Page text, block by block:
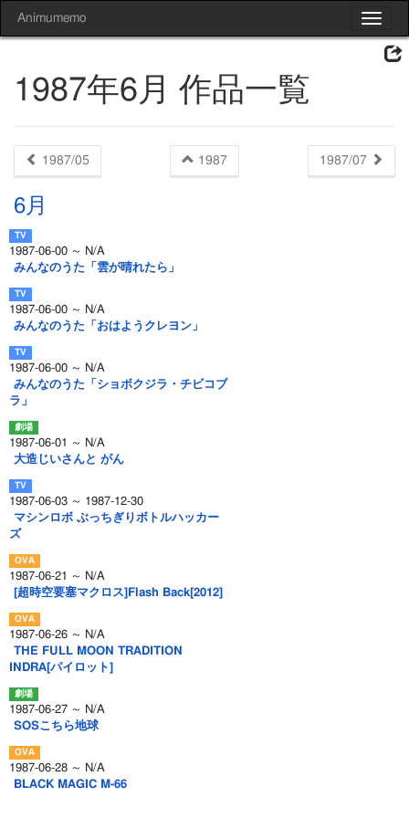
Toggle
Animumemo
1987年6月 作品一覧
1987/05 1987 1987/07
6月
1987-06-00 ～ N/A
みんなのうた「雲が晴れたら」
1987-06-00 ～ N/A
みんなのうた「おはようクレヨン」
1987-06-00 ～ N/A
みんなのうた「ショボクジラ・チビコブ
ラ」
1987-06-01 ～ N/A
大造じいさんと がん
1987-06-03 ～ 1987-12-30
マシンロボ ぶっちぎりボトルハッカー
ズ
1987-06-21 ～ N/A
[超時空要塞マクロス]Flash Back[2012]
1987-06-26 ～ N/A
THE FULL MOON TRADITION
INDRA[パイロット]
1987-06-27 ～ N/A
SOSこちら地球
1987-06-28 ～ N/A
BLACK MAGIC M-66